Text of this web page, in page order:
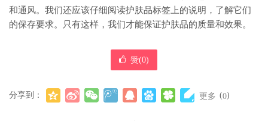
和通风。我们还应该仔细阅读护肤品标签上的说明，了解它们
的保存要求。只有这样，我们才能保证护肤品的质量和效果。
赞(0)
分享到： 更多 (0)